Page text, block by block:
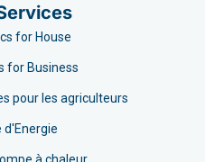
for House
for Business
pour les agriculteurs
d'Energie